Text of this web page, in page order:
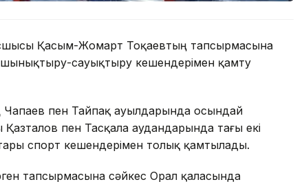
Қасым-Жомарт Тоқаевтың тапсырмасына
сауықтыру кешендерімен қамту
пен Тайпақ ауылдарында осындай
пен Тасқала аудандарында тағы екі
спорт кешендерімен толық қамтылады.
тапсырмасына сәйкес Орал қаласында